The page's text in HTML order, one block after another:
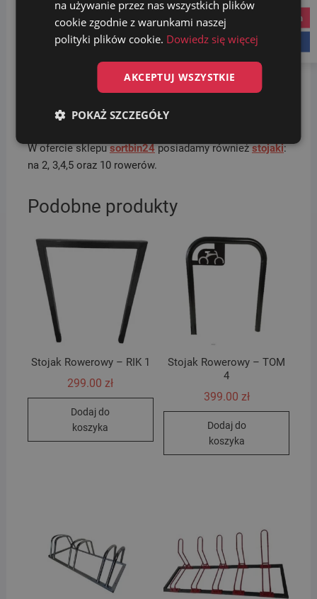
W ofercie sklepusortbin24posiadamy równieżstojaki:
na 2, 3,4,5 oraz 10 rowerów.
Podobne produkty
Stojak Rowerowy – RIK 1
299.00 zł
Dodaj do
koszyka
Stojak Rowerowy – TOM
4
399.00 zł
Dodaj do
koszyka
instagram
na używanie przez nas wszystkich plików
cookie zgodnie z warunkami naszej
polityki plików cookie. Dowiedz się więcej
AKCEPTUJ WSZYSTKIE
POKAŻ SZCZEGÓŁY